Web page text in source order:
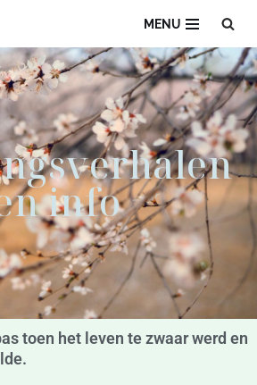
MENU
info
toen het leven te zwaar werd en